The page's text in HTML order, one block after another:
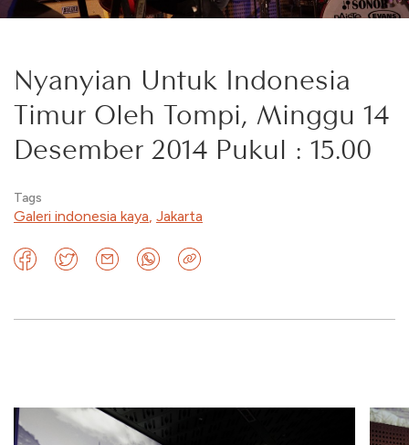
Nyanyian Untuk Indonesia
Timur Oleh Tompi, Minggu 14
Desember 2014 Pukul : 15.00
Tags
Galeri indonesia kaya Jakarta